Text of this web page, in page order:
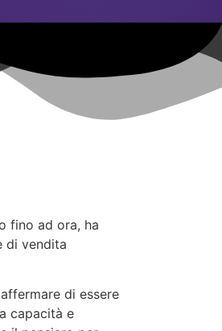
fino ad ora, ha
di vendita
di essere
capacità e